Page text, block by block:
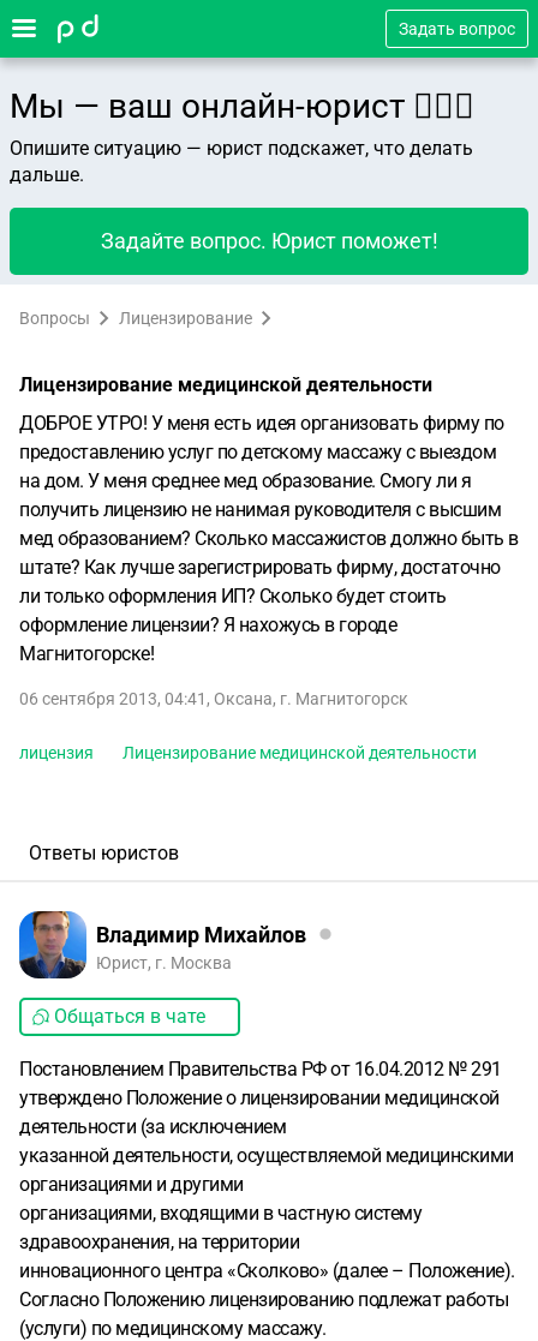
Задать вопрос
Мы — ваш онлайн-юрист 👨🏻‍⚖️
Опишите ситуацию — юрист подскажет, что делать
дальше.
Задайте вопрос. Юрист поможет!
Вопросы Лицензирование
Лицензирование медицинской деятельности
ДОБРОЕ УТРО! У меня есть идея организовать фирму по
предоставлению услуг по детскому массажу с выездом
на дом. У меня среднее мед образование. Смогу ли я
получить лицензию не нанимая руководителя с высшим
мед образованием? Сколько массажистов должно быть в
штате? Как лучше зарегистрировать фирму, достаточно
ли только оформления ИП? Сколько будет стоить
оформление лицензии? Я нахожусь в городе
Магнитогорске!
06 сентября 2013, 04:41 , Оксана, г. Магнитогорск
лицензия Лицензирование медицинской деятельности
Ответы юристов
Владимир Михайлов
Юрист, г. Москва
Общаться в чате
Постановлением Правительства РФ от 16.04.2012 № 291
утверждено Положение о лицензировании медицинской
деятельности (за исключением
указанной деятельности, осуществляемой медицинскими
организациями и другими
организациями, входящими в частную систему
здравоохранения, на территории
инновационного центра «Сколково» (далее – Положение).
Согласно Положению лицензированию подлежат работы
(услуги) по медицинскому массажу.